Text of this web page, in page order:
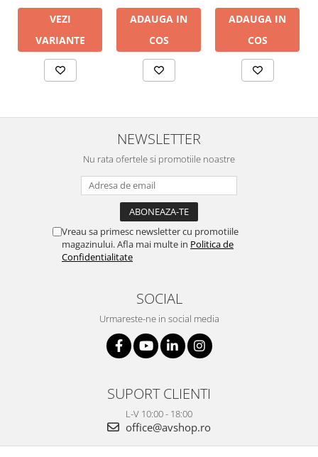
VEZI
VARIANTE
ADAUGA IN
COS
ADAUGA IN
COS
NEWSLETTER
Nu rata ofertele si promotiile noastre
Vreau sa primesc newsletter cu promotiile
magazinului. Afla mai multe in Politica de
Confidentialitate
SOCIAL
Urmareste-ne in social media
SUPORT CLIENTI
L-V 10:00 - 18:00
office@avshop.ro